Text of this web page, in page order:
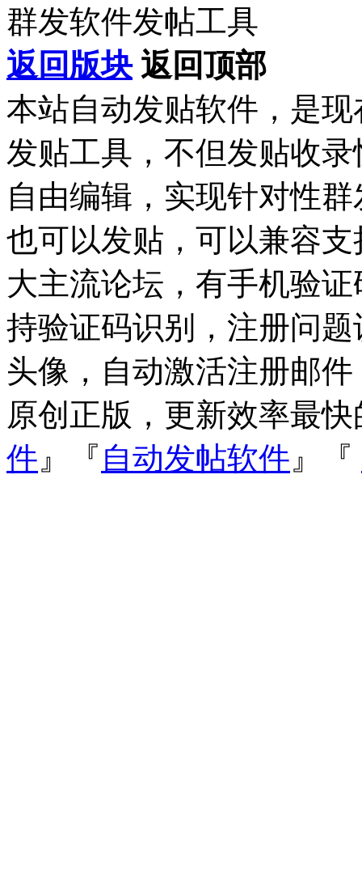
群发软件发帖工具
返回版块 返回顶部
本站自动发贴软件，是
发贴工具，不但发贴收
自由编辑，实现针对性
也可以发贴，可以兼容支
大主流论坛，有手机验
持验证码识别，注册问
头像，自动激活注册邮
原创正版，更新效率最
件 』『 自动发帖软件 』『